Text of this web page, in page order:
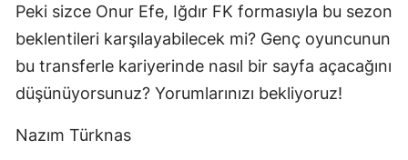
Peki sizce Onur Efe, Iğdır FK formasıyla bu sezon
beklentileri karşılayabilecek mi? Genç oyuncunun
bu transferle kariyerinde nasıl bir sayfa açacağını
düşünüyorsunuz? Yorumlarınızı bekliyoruz!
Nazım Türknas